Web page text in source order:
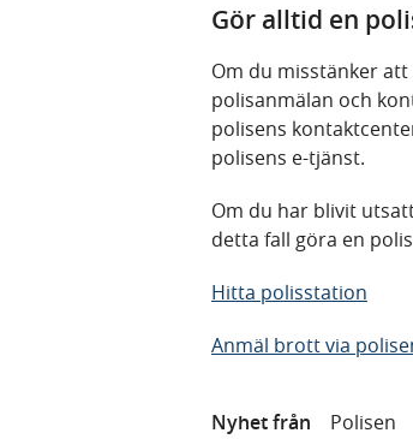
Gör alltid en
Om du misstänker
polisanmälan och
polisens
polisens e-tjänst.
Om du har blivit
detta fall göra en
Hitta polisstation
Anmäl brott via
Nyhet från Polisen